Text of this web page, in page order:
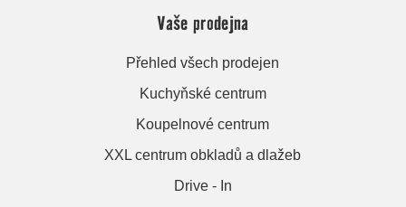
Vaše prodejna
Přehled všech prodejen
Kuchyňské centrum
Koupelnové centrum
XXL centrum obkladů a dlažeb
Drive - In